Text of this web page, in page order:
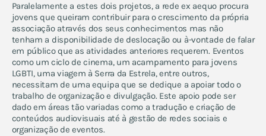
Paralelamente a estes dois projetos, a rede ex aequo procura
jovens que queiram contribuir para o crescimento da própria
associação através dos seus conhecimentos mas não
tenham a disponibilidade de deslocação ou à-vontade de falar
em público que as atividades anteriores requerem. Eventos
como um ciclo de cinema, um acampamento para jovens
LGBTI, uma viagem à Serra da Estrela, entre outros,
necessitam de uma equipa que se dedique a apoiar todo o
trabalho de organização e divulgação. Este apoio pode ser
dado em áreas tão variadas como a tradução e criação de
conteúdos audiovisuais até à gestão de redes sociais e
organização de eventos.